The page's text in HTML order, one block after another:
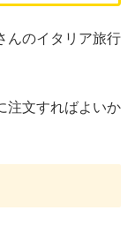
んのイタリア旅行
注文すればよいか